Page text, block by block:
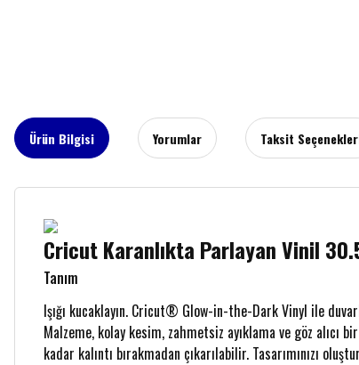
Ürün Bilgisi Yorumlar Taksit
Cricut Karanlıkta Parlayan Vinil
Tanım
Işığı kucaklayın. Cricut® Glow-in-the-Dark Vinyl ile
Malzeme, kolay kesim, zahmetsiz ayıklama ve göz
kadar kalıntı bırakmadan çıkarılabilir. Tasarımınızı